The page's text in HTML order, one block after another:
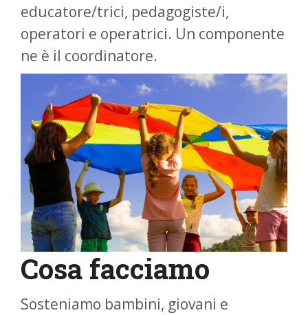
educatore/trici, pedagogiste/i,
operatori e operatrici. Un componente
ne è il coordinatore.
Cosa facciamo
Sosteniamo bambini, giovani e